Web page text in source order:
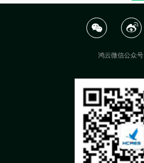
鸿云微信公众号